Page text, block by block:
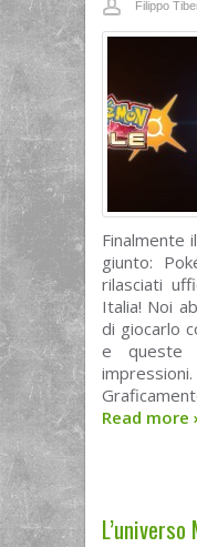
Filippo
Finalmente
giunto:
rilasciati
Italia! Noi
di giocarlo
e queste
Read more